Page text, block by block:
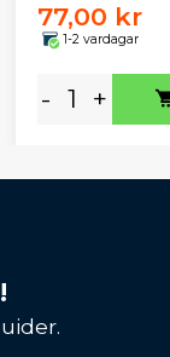
77,00 kr
1-2 vardagar
- +